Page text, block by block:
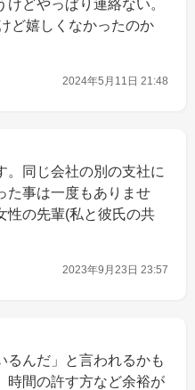
どやっぱり連絡ない。
ど嬉しくなかったのか
2024年5月11日 21:48
。同じ会社の別の支社に
た事は一度もありませ
性の先輩(私と彼氏の共
2023年9月23日 23:57
るんだ」と言われるかも
時間の許す方など余裕が